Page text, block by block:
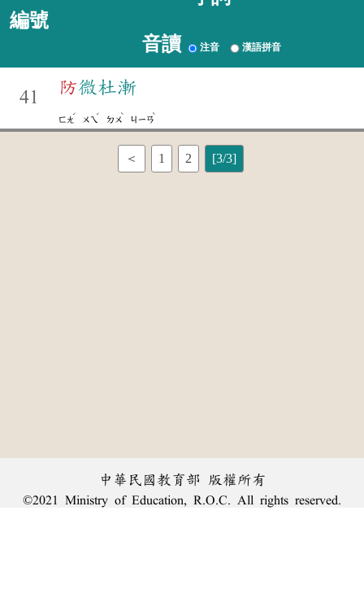
編號
音讀 注音 漢語拼音
41
防微杜漸
ㄈㄤ
ˊ
ㄨㄟ
ˊ
ㄉㄨ
ˋ
ㄐㄧㄢ
ˋ
＜ 1 2 [3/3]
中華民國教育部 版權所有
©2021 Ministry of Education, R.O.C. All rights reserved.